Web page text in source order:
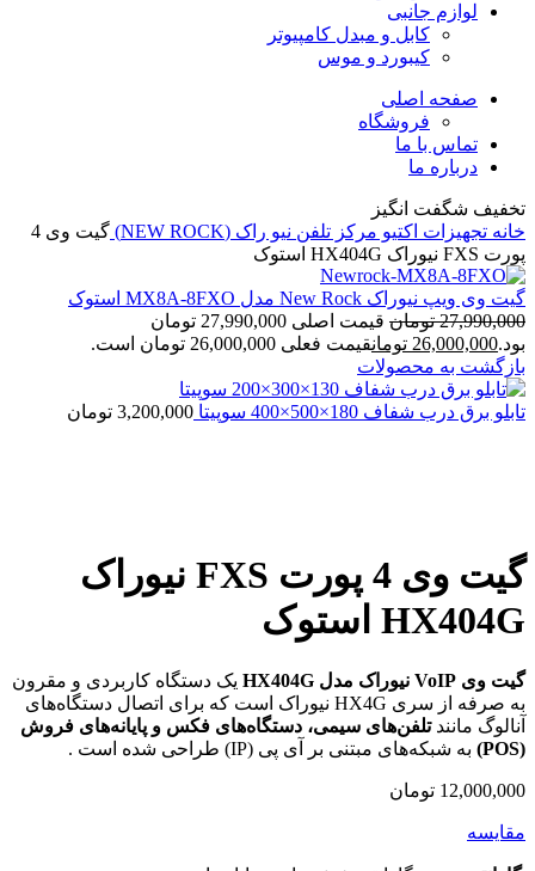
لوازم جانبی
کابل و مبدل کامپیوتر
کیبورد و موس
صفحه اصلی
فروشگاه
تماس با ما
درباره ما
تخفیف شگفت انگیز
خانه تجهیزات اکتیو مرکز تلفن نیو راک (NEW ROCK)
گیت وی 4
پورت FXS نیوراک HX404G استوک
گیت وی ویپ نیوراک New Rock مدل MX8A-8FXO استوک
27,990,000 تومان
قیمت اصلی 27,990,000 تومان
بود.26,000,000 تومانقیمت فعلی 26,000,000 تومان است.
بازگشت به محصولات
تابلو برق درب شفاف 180×500×400 سوپیتا 3,200,000 تومان
گیت وی 4 پورت FXS نیوراک
HX404G استوک
گیت وی VoIP نیوراک مدل HX404G
یک دستگاه کاربردی و مقرون
به صرفه از سری HX4G نیوراک است که برای اتصال دستگاه‌های
آنالوگ مانندتلفن‌های سیمی، دستگاه‌های فکس و پایانه‌های فروش
(POS)
به شبکه‌های مبتنی بر آی پی (IP) طراحی شده است .
12,000,000 تومان
مقایسه